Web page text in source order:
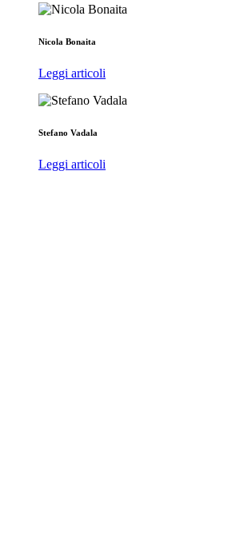
Nicola Bonaita
Leggi articoli
Stefano Vadala
Leggi articoli